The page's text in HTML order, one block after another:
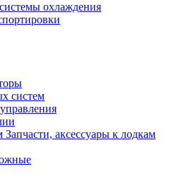
охлаждения
систем
Запчасти, аксессуары к лодкам